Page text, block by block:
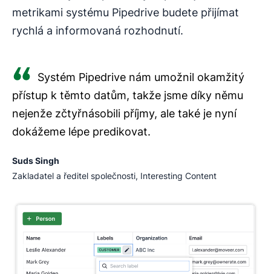
metrikami systému Pipedrive budete přijímat
rychlá a informovaná rozhodnutí.
Systém Pipedrive nám umožnil okamžitý
přístup k těmto datům, takže jsme díky němu
nejenže zčtyřnásobili příjmy, ale také je nyní
dokážeme lépe predikovat.
Suds Singh
Zakladatel a ředitel společnosti, Interesting Content